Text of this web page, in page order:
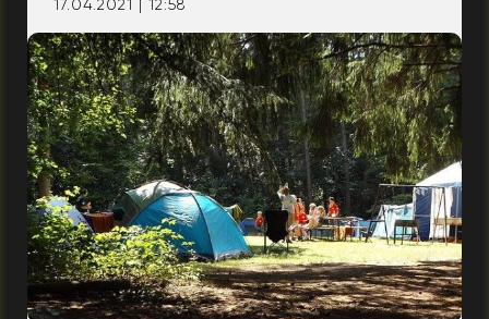
17.04.2021 | 12:58